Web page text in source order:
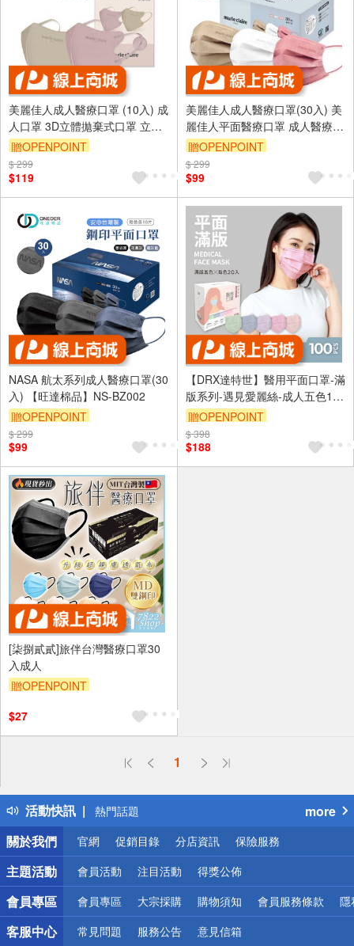
美麗佳人成人醫療口罩 (10入) 成
人口罩 3D立體拋棄式口罩 立體
醫療口罩【旺達棉品】MC-BY02
贈OPENPOINT
訂單滿699享95折
$ 299
$119
美麗佳人成人醫療口罩(30入) 美
麗佳人平面醫療口罩 成人醫療口
罩【旺達棉品】MC-BZ005
贈OPENPOINT
訂單滿699享95折
$ 299
$99
NASA 航太系列成人醫療口罩(30
入) 【旺達棉品】NS-BZ002
贈OPENPOINT
訂單滿699享95折
$ 299
$99
【DRX達特世】醫用平面口罩-滿
版系列-遇見愛麗絲-成人五色100
入
贈OPENPOINT
$ 398
$188
[柒捌貳貳]旅伴台灣醫療口罩30
入成人
贈OPENPOINT
$27
1
活動快訊
偏遠地區配送
得獎公告
熱門話題
銀行優惠
偏遠地區配送
詐騙網頁！請小心！
more
關於我們
官網 促銷目錄 分店資訊 保險服務
主題活動 會員活動 注目活動 得獎公佈
會員專區 會員專區 大宗採購 購物須知 會員服務條款 隱
客服中心 常見問題 服務公告 意見信箱